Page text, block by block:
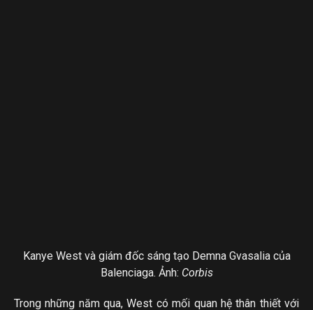
Kanye West và giám đốc sáng tạo Demna Gvasalia của
Balenciaga. Ảnh: Corbis
Trong những năm qua, West có mối quan hệ thân thiết với